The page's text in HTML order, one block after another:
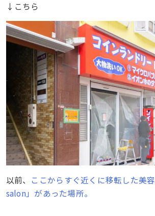
↓こちら
以前、
ここからすぐ近くに移転した美
salon」があった場所。